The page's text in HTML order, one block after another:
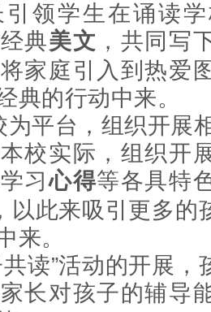
学生在诵读学
典美文 ，共同写
家庭引入到热爱
典的行动中来。
台，组织开展
实际，组织开
习心得等各具特
以此来吸引更多
来。
”活动的开展，
长对孩子的辅导